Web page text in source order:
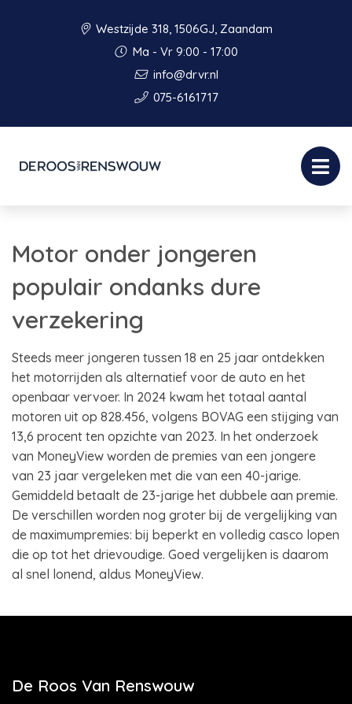
Westzijde 318, 1506GJ, Zaandam
Ma - Vr 9:00 - 17:00
info@drvr.nl
075-6161717
Motor onder jongeren
populair ondanks dure
verzekering
Steeds meer jongeren tussen 18 en 25 jaar ontdekken
het motorrijden als alternatief voor de auto en het
openbaar vervoer. In 2024 kwam het totaal aantal
motoren uit op 828.456, volgens BOVAG een stijging van
13,6 procent ten opzichte van 2023. In het onderzoek
van MoneyView worden de premies van een jongere
van 23 jaar vergeleken met die van een 40-jarige.
Gemiddeld betaalt de 23-jarige het dubbele aan premie.
De verschillen worden nog groter bij de vergelijking van
de maximumpremies: bij beperkt en volledig casco lopen
die op tot het drievoudige. Goed vergelijken is daarom
al snel lonend, aldus MoneyView.
De Roos Van Renswouw